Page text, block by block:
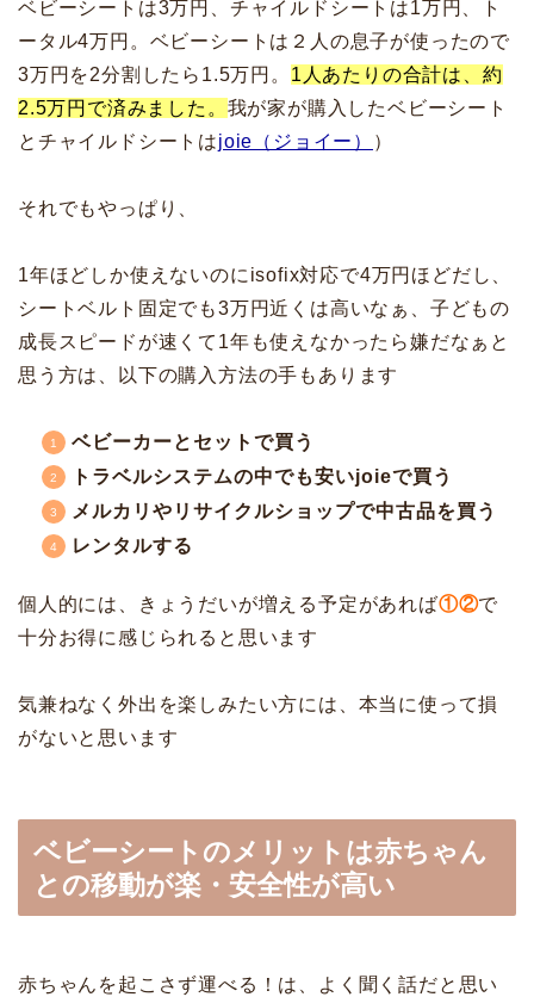
ベビーシートは3万円、チャイルドシートは1万円、ト
ータル4万円。ベビーシートは２人の息子が使ったので
3万円を2分割したら1.5万円。 1人あたりの合計は、約
2.5万円で済みました。 我が家が購入したベビーシート
とチャイルドシートはjoie（ジョイー） ）
それでもやっぱり、
1年ほどしか使えないのにisofix対応で4万円ほどだし、
シートベルト固定でも3万円近くは高いなぁ、子どもの
成長スピードが速くて1年も使えなかったら嫌だなぁと
思う方は、以下の購入方法の手もあります
ベビーカーとセットで買う
トラベルシステムの中でも安いjoieで買う
メルカリやリサイクルショップで中古品を買う
レンタルする
個人的には、きょうだいが増える予定があれば①②で
十分お得に感じられると思います
気兼ねなく外出を楽しみたい方には、本当に使って損
がないと思います
ベビーシートのメリットは赤ちゃん
との移動が楽・安全性が高い
赤ちゃんを起こさず運べる！は、よく聞く話だと思い